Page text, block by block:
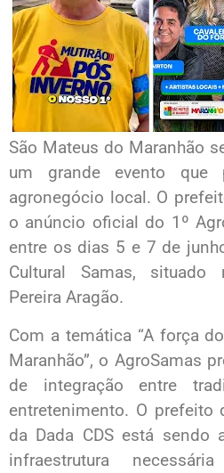
São Mateus do Maranhão
um grande evento que
agronegócio local. O
o anúncio oficial do 1º
entre os dias 5 e 7 de
Cultural Samas, situado
Pereira Aragão.
Com a temática “A força
Maranhão”, o AgroSamas
de integração entre
entretenimento. O prefeito
da Dada CDS está sendo
infraestrutura